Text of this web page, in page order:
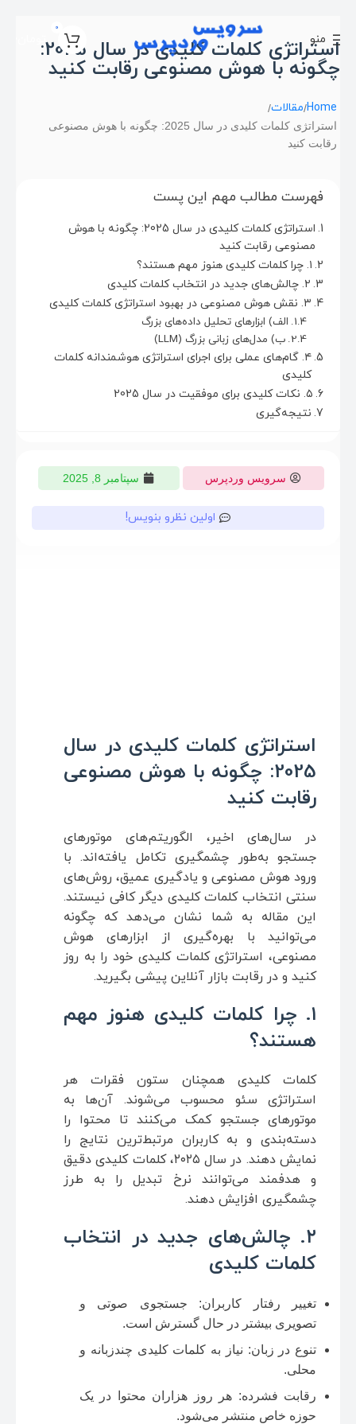
منو
0
تومان
استراتژی کلمات کلیدی در سال 2025:
چگونه با هوش مصنوعی رقابت کنید
Home مقالات
استراتژی کلمات کلیدی در سال 2025: چگونه با هوش مصنوعی
رقابت کنید
فهرست مطالب مهم این پست
استراتژی کلمات کلیدی در سال 2025: چگونه با هوش
مصنوعی رقابت کنید
۱. چرا کلمات کلیدی هنوز مهم هستند؟
۲. چالش‌های جدید در انتخاب کلمات کلیدی
۳. نقش هوش مصنوعی در بهبود استراتژی کلمات کلیدی
الف) ابزارهای تحلیل داده‌های بزرگ
ب) مدل‌های زبانی بزرگ (LLM)
۴. گام‌های عملی برای اجرای استراتژی هوشمندانه کلمات
کلیدی
۵. نکات کلیدی برای موفقیت در سال 2025
نتیجه‌گیری
سرویس وردپرس سپتامبر 8, 2025
اولین نظرو بنویس!
استراتژی کلمات کلیدی در سال
2025: چگونه با هوش مصنوعی
رقابت کنید
در سال‌های اخیر، الگوریتم‌های موتورهای
جستجو به‌طور چشمگیری تکامل یافته‌اند. با
ورود هوش مصنوعی و یادگیری عمیق، روش‌های
سنتی انتخاب کلمات کلیدی دیگر کافی نیستند.
این مقاله به شما نشان می‌دهد که چگونه
می‌توانید با بهره‌گیری از ابزارهای هوش
مصنوعی، استراتژی کلمات کلیدی خود را به روز
کنید و در رقابت بازار آنلاین پیشی بگیرید.
۱. چرا کلمات کلیدی هنوز مهم
هستند؟
کلمات کلیدی همچنان ستون فقرات هر
استراتژی سئو محسوب می‌شوند. آن‌ها به
موتورهای جستجو کمک می‌کنند تا محتوا را
دسته‌بندی و به کاربران مرتبط‌ترین نتایج را
نمایش دهند. در سال ۲۰۲۵، کلمات کلیدی دقیق
و هدفمند می‌توانند نرخ تبدیل را به طرز
چشمگیری افزایش دهند.
۲. چالش‌های جدید در انتخاب
کلمات کلیدی
تغییر رفتار کاربران: جستجوی صوتی و
تصویری بیشتر در حال گسترش است.
تنوع در زبان: نیاز به کلمات کلیدی چندزبانه و
محلی.
رقابت فشرده: هر روز هزاران محتوا در یک
حوزه خاص منتشر می‌شود.